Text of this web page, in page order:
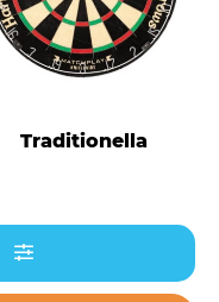
Traditionella